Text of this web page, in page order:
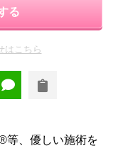
る
はこちら
等、優しい施術を